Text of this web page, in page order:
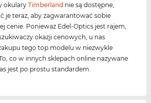
okularyTimberland nie są dostępne,
je teraz, aby zagwarantować sobie
cenie. Ponieważ Edel-Optics jest rajem,
okazji cenowych, u nas
tego top modelu w niezwykle
co w innych sklepach online nazywane
jest po prostu standardem.